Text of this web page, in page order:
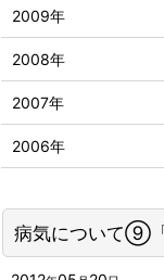
病気について⑨「
2009年
2008年
2007年
2006年